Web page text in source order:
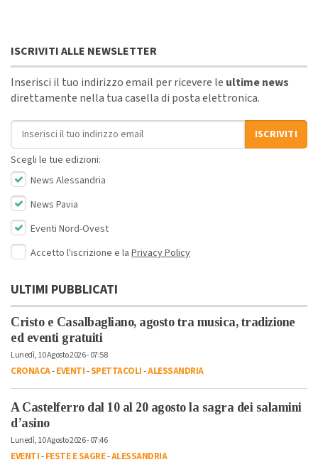
ISCRIVITI ALLE NEWSLETTER
Inserisci il tuo indirizzo email per ricevere le ultime news
direttamente nella tua casella di posta elettronica.
Indirizzo email
ISCRIVITI
Scegli le tue edizioni:
News Alessandria
News Pavia
Eventi Nord-Ovest
Accetto l'iscrizione e la Privacy Policy
ULTIMI PUBBLICATI
Cristo e Casalbagliano, agosto tra musica, tradizione
ed eventi gratuiti
Lunedì, 10 Agosto 2026 - 07:58
CRONACA-EVENTI-SPETTACOLI-ALESSANDRIA
A Castelferro dal 10 al 20 agosto la sagra dei salamini
d’asino
Lunedì, 10 Agosto 2026 - 07:46
EVENTI-FESTE E SAGRE-ALESSANDRIA